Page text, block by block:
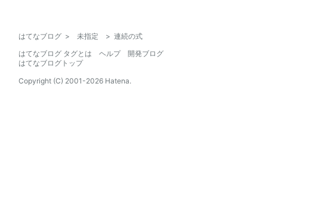
はてなブログ > 未指定 > 連続の式
はてなブログ タグとは
ヘルプ
開発ブログ
はてなブログトップ
Copyright (C) 2001-2026 Hatena.